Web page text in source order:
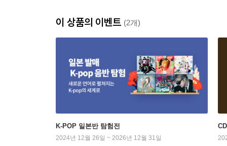
이 상품의 이벤트 (2개)
K-POP 일본반 탐험전
2024년 12월 26일 ~ 2026년 12월 31일